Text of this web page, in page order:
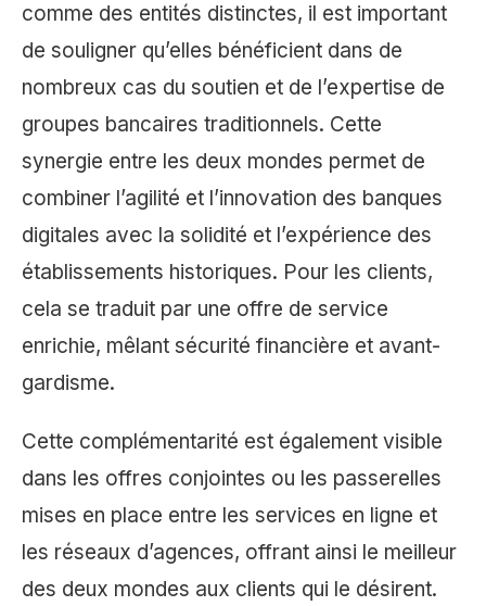
comme des entités distinctes, il est important
de souligner qu’elles bénéficient dans de
nombreux cas du soutien et de l’expertise de
groupes bancaires traditionnels. Cette
synergie entre les deux mondes permet de
combiner l’agilité et l’innovation des banques
digitales avec la solidité et l’expérience des
établissements historiques. Pour les clients,
cela se traduit par une offre de service
enrichie, mêlant sécurité financière et avant-
gardisme.
Cette complémentarité est également visible
dans les offres conjointes ou les passerelles
mises en place entre les services en ligne et
les réseaux d’agences, offrant ainsi le meilleur
des deux mondes aux clients qui le désirent.